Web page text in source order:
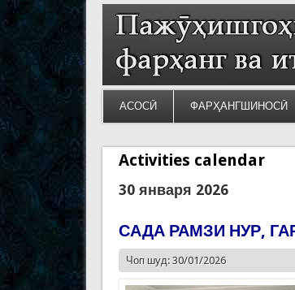
АСОСӢ ФАРҲАНГШИНОСӢ
Activities calendar
30 января 2026
САДА РАМЗИ НУР,
Чоп шуд: 30/01/2026